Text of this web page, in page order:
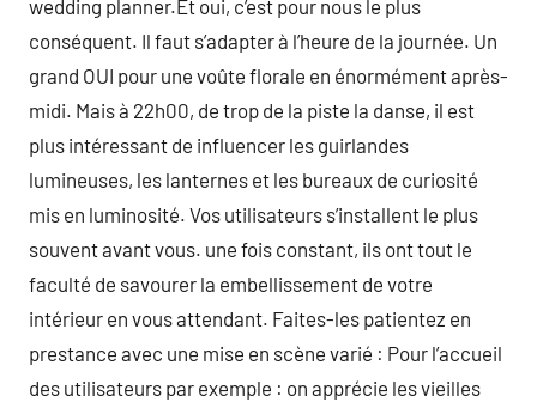
wedding planner.Et oui, c’est pour nous le plus
conséquent. Il faut s’adapter à l’heure de la journée. Un
grand OUI pour une voûte florale en énormément après-
midi. Mais à 22h00, de trop de la piste la danse, il est
plus intéressant de influencer les guirlandes
lumineuses, les lanternes et les bureaux de curiosité
mis en luminosité. Vos utilisateurs s’installent le plus
souvent avant vous. une fois constant, ils ont tout le
faculté de savourer la embellissement de votre
intérieur en vous attendant. Faites-les patientez en
prestance avec une mise en scène varié : Pour l’accueil
des utilisateurs par exemple : on apprécie les vieilles